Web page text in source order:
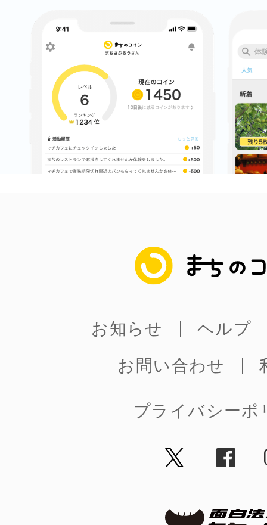
まちのコイン
お知らせ
ヘルプ
お問い合わせ
プライバシーポ